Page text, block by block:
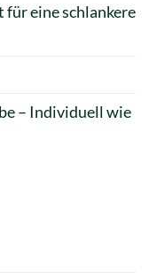
eine schlankere
– Individuell wie